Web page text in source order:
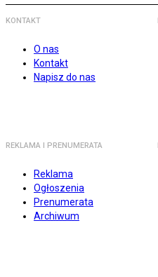
KONTAKT
O nas
Kontakt
Napisz do nas
REKLAMA I PRENUMERATA
Reklama
Ogłoszenia
Prenumerata
Archiwum